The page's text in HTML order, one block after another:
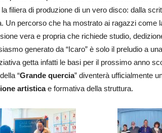
filiera di produzione di un vero disco: dalla
Un percorso che ha mostrato ai ragazzi come
vera e propria che richiede studio,
generato da “Icaro” è solo il preludio a
getta infatti le basi per il prossimo anno
“Grande quercia” diventerà ufficialmente
artisticae formativa della struttura.